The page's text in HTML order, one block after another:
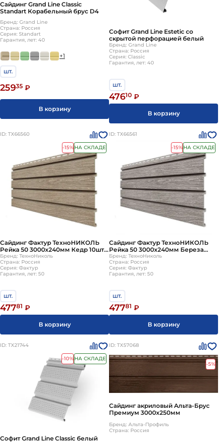
Сайдинг Grand Line Classic
Standart Корабельный брус D4
Бренд: Grand Line
Страна: Россия
Серия: Standart
Гарантия, лет: 40
+1
шт.
25935 ₽
В корзину
Софит Grand Line Estetic со
скрытой перфорацией белый
Бренд: Grand Line
Страна: Россия
Серия: Classic
Гарантия, лет: 40
шт.
47610 ₽
В корзину
ID: ТХ66560
-15% НА СКЛАДЕ
Сайдинг Фактур ТехноНИКОЛЬ
Рейка 50 3000х240мм Кедр 10шт/
уп
Бренд: ТехноНиколь
Страна: Россия
Серия: Фактур
Гарантия, лет: 50
шт.
47781 ₽
В корзину
ID: ТХ66561
-15% НА СКЛАДЕ
Сайдинг Фактур ТехноНИКОЛЬ
Рейка 50 3000х240мм Береза
10шт/уп
Бренд: ТехноНиколь
Страна: Россия
Серия: Фактур
Гарантия, лет: 50
шт.
47781 ₽
В корзину
ID: ТХ21744
-10% НА СКЛАДЕ
Софит Grand Line Classic белый
ID: ТХ57068
-5%
Сайдинг акриловый Альта-Брус
Премиум 3000х250мм
Бренд: Альта-Профиль
Страна: Россия